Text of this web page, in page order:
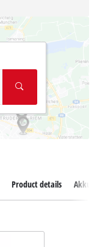
Product details